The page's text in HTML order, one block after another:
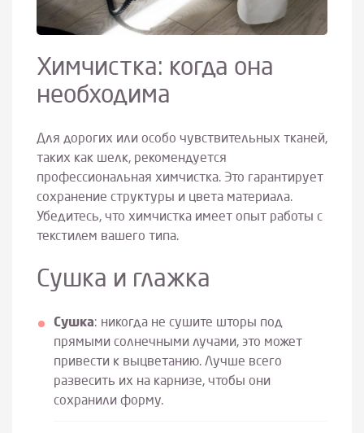
Химчистка: когда она
необходима
Для дорогих или особо чувствительных тканей,
таких как шелк, рекомендуется
профессиональная химчистка. Это гарантирует
сохранение структуры и цвета материала.
Убедитесь, что химчистка имеет опыт работы с
текстилем вашего типа.
Сушка и глажка
Сушка: никогда не сушите шторы под
прямыми солнечными лучами, это может
привести к выцветанию. Лучше всего
развесить их на карнизе, чтобы они
сохранили форму.